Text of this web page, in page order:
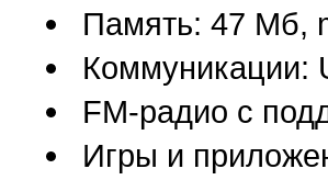
Память: 47 Мб,
Коммуникации:
FM-радио с
Игры и